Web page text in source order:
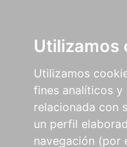
Utilizamos
Utilizamos
fines analíticos
relacionada con
un perfil
navegación (por